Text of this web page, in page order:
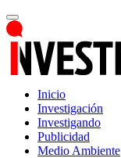
Inicio
Investigación
Investigando
Publicidad
Medio Ambiente